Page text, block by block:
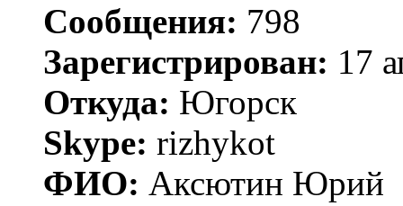
Сообщения: 798
Зарегистрирован: 17
Откуда: Югорск
Skype: rizhykot
ФИО: Аксютин Юрий